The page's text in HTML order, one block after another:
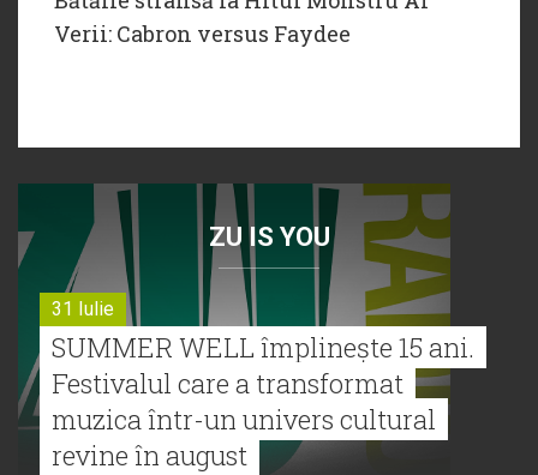
Verii: Cabron versus Faydee
ZU IS YOU
31 Iulie
SUMMER WELL împlinește 15 ani.
Festivalul care a transformat
muzica într-un univers cultural
revine în august